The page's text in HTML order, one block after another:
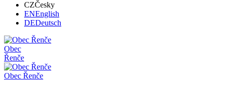
CZČesky
ENEnglish
DEDeutsch
Obec
Řenče
Obec Řenče